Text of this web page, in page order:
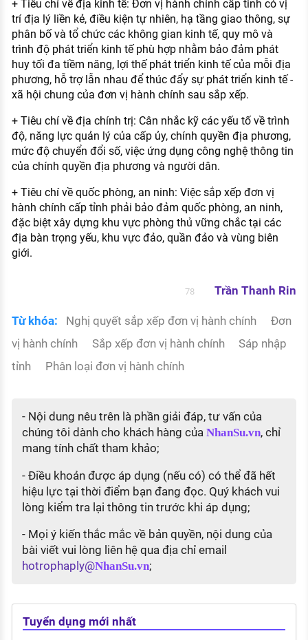
+ Tiêu chí về địa kinh tế: Đơn vị hành chính cấp tinh có vị
trí địa lý liền kẻ, điều kiện tự nhiên, hạ tầng giao thông, sự
phân bố và tổ chức các không gian kinh tế, quy mô và
trình độ phát triển kinh tế phù hợp nhằm bảo đảm phát
huy tối đa tiềm năng, lợi thế phát triển kinh tế của mỗi địa
phương, hỗ trợ lẫn nhau để thúc đẩy sự phát triển kinh tế -
xã hội chung của đơn vị hành chính sau sắp xếp.
+ Tiêu chí về địa chính trị: Cân nhắc kỹ các yếu tố về trình
độ, năng lực quản lý của cấp ủy, chính quyền địa phương,
mức độ chuyển đổi số, việc ứng dụng công nghệ thông tin
của chính quyền địa phương và người dân.
+ Tiêu chí về quốc phòng, an ninh: Việc sắp xếp đơn vị
hành chính cấp tỉnh phải bảo đảm quốc phòng, an ninh,
đặc biệt xây dựng khu vực phòng thủ vững chắc tại các
địa bàn trọng yếu, khu vực đảo, quần đảo và vùng biên
giới.
78 Trần Thanh Rin
Từ khóa: Nghị quyết sắp xếp đơn vị hành chính
Đơn
vị hành chính
Sắp xếp đơn vị hành chính
Sáp nhập
tỉnh
Phân loại đơn vị hành chính
- Nội dung nêu trên là phần giải đáp, tư vấn của
chúng tôi dành cho khách hàng của NhanSu.vn, chỉ
mang tính chất tham khảo;
- Điều khoản được áp dụng (nếu có) có thể đã hết
hiệu lực tại thời điểm bạn đang đọc. Quý khách vui
lòng kiểm tra lại thông tin trước khi áp dụng;
- Mọi ý kiến thắc mắc về bản quyền, nội dung của
bài viết vui lòng liên hệ qua địa chỉ email
hotrophaply@NhanSu.vn;
Tuyển dụng mới nhất